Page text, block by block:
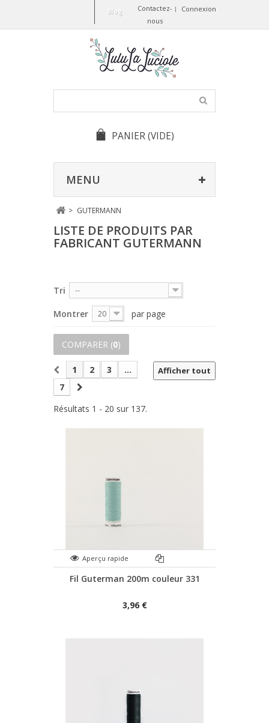
Connexion
Contactez-
nous
Blog
PANIER(VIDE)
MENU
> GUTERMANN
LISTE DE PRODUITS PAR
FABRICANT GUTERMANN
Tri --
Montrer 20 par page
COMPARER (0)
Afficher tout
1 2 3
...
7
Résultats 1 - 20 sur 137.
Aperçu rapide
Fil Guterman 200m couleur 331
3,96 €